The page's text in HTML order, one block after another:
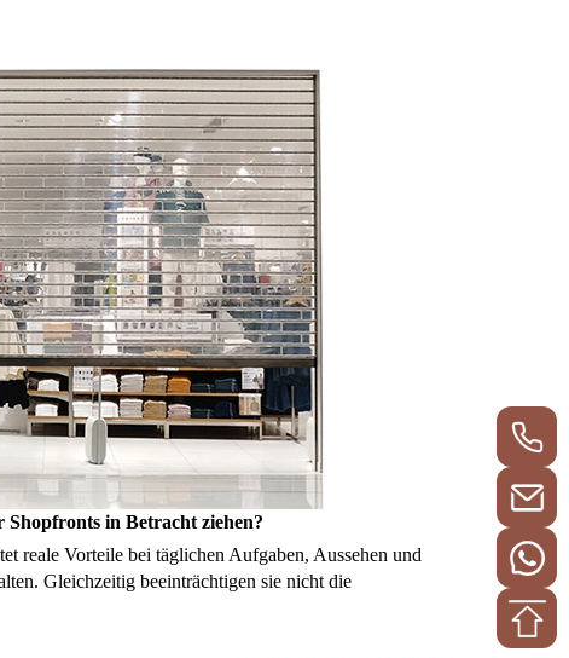
in Betracht ziehen?
reale Vorteile bei täglichen Aufgaben, Aussehen und
Gleichzeitig beeinträchtigen sie nicht die